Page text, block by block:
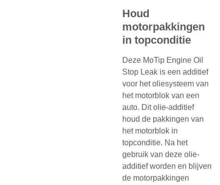
Houd
motorpakkingen
in topconditie
Deze MoTip Engine Oil
Stop Leak is een additief
voor het oliesysteem van
het motorblok van een
auto. Dit olie-additief
houd de pakkingen van
het motorblok in
topconditie. Na het
gebruik van deze olie-
additief worden en blijven
de motorpakkingen